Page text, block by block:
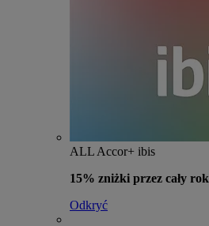
ALL Accor+ ibis
15% zniżki przez cały rok
Odkryć